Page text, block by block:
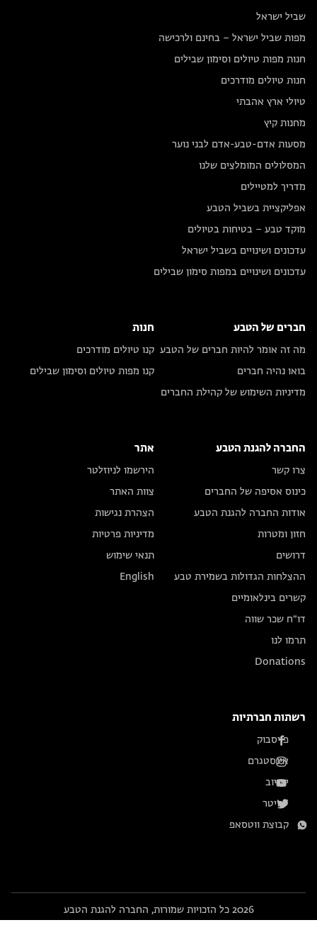
שביל ישראל
מפות שביל ישראל – בחינם ולרכישה
חנות מפות טיולים וסימון שבילים
חנות טיולים מודרכים
טיולי ארץ אהבתי
מחנות קיץ
מסעות אדם-טבע-אדם לבני נוער
המסלולים המומלצים שלנו
מדריך למטיילים
אפליקציית בשביל הטבע
מוקד טבע – בטיחות בטיולים
עדכונים ושינויים בשביל ישראל
עדכונים ושינויים במפות סימון שבילים
חברים של הטבע
מה זה אומר להיות חברים של הטבע
בואו נהיה חברים
מדיניות השימוש של קהילת החברים
חנות
קנו טיולים מודרכים
קנו מפות טיולים וסימון שבילים
החברה להגנת הטבע
צרו קשר
כינוס אסיפה של החברים
אודות החברה להגנת הטבע
חזון ומטרות
דרושים
ההצלחות הגדולות בשמירת טבע
קשרים בינלאומיים
דו״ח שכר שווה
תרמו לנו
Donations
אתר
הירשמו לניוזלטר
צוות האתר
הצהרת נגישות
מדיניות פרטיות
תנאי שימוש
English
רשתות חברתיות
פייסבוק
אינסטגרם
יוטיוב
טוויטר
קבוצת ווטסאפ
2026 כל הזכויות שמורות, החברה להגנת הטבע